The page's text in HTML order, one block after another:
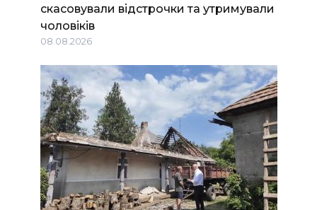
скасовували відстрочки та утримували
чоловіків
08.08.2026